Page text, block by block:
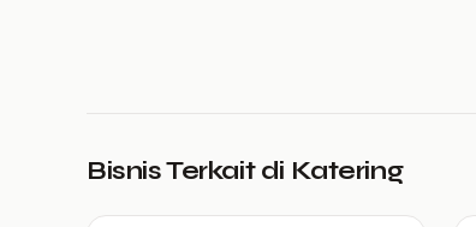
Bisnis Terkait di Katering